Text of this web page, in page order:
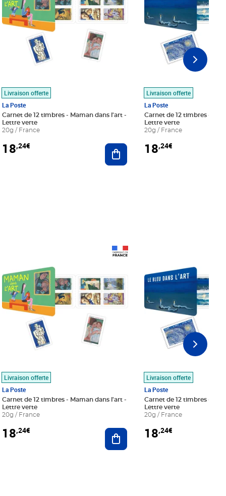
au panier
Livraison offerte
La Poste
Carnet de 12 timbres - Maman dans l'art -
Lettre verte
20g / France
18,24€ Ajouter au panier
Livraison offerte
La Poste
Carnet de 12 timbres - Le
Lettre verte
20g / France
18,24€
au panier
Livraison offerte
La Poste
Carnet de 12 timbres - Maman dans l'art -
Lettre verte
20g / France
18,24€ Ajouter au panier
Livraison offerte
La Poste
Carnet de 12 timbres - Le
Lettre verte
20g / France
18,24€